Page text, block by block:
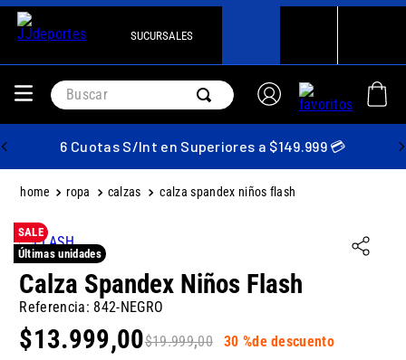
SUCURSALES
Buscar
6 Cuotas S/Int en Superiores a $149.999 💳
ropa calzas calza spandex niños flash
SALE
Últimas unidades
Calza Spandex Niños Flash
Referencia: 842-NEGRO
$19.999,00
$13.999,00 30 %de descuento